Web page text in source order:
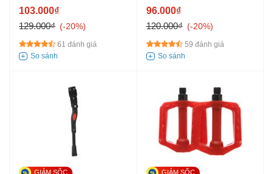
103.000₫
129.000₫
-20%
61 đánh giá
96.000₫
120.000₫
-20%
59 đánh giá